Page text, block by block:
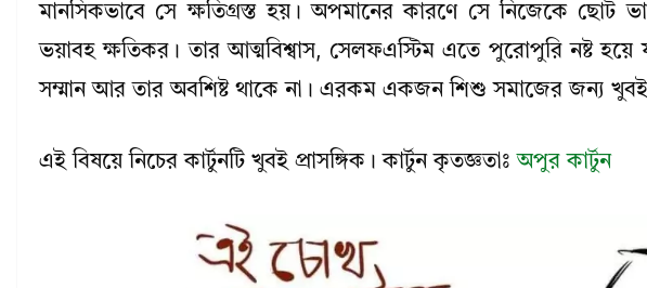
মানসিকভাবে সে ক্ষতিগ্রস্ত হয়। অপমানের কারণে সে নিজেকে
ভয়াবহ ক্ষতিকর। তার আত্মবিশ্বাস, সেলফএস্টিম এতে পুরোপুরি নষ্ট হয়ে
সম্মান আর তার অবশিষ্ট থাকে না। এরকম একজন শিশু সমাজের জন্য
এই বিষয়ে নিচের কার্টুনটি খুবই প্রাসঙ্গিক। কার্টুন কৃতজ্ঞতাঃঅপুর কার্টুন